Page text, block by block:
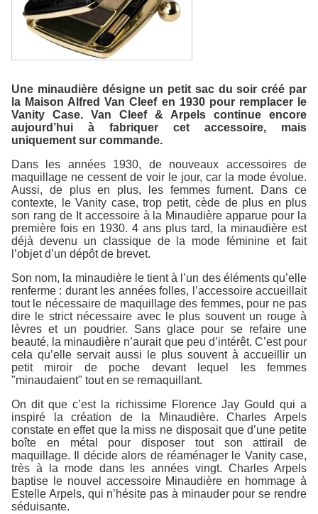
Une minaudière désigne un petit sac du soir créé par
la Maison Alfred Van Cleef en 1930 pour remplacer le
Vanity Case. Van Cleef & Arpels continue encore
aujourd’hui à fabriquer cet accessoire, mais
uniquement sur commande.
Dans les années 1930, de nouveaux accessoires de
maquillage ne cessent de voir le jour, car la mode évolue.
Aussi, de plus en plus, les femmes fument. Dans ce
contexte, le Vanity case, trop petit, cède de plus en plus
son rang de It accessoire à la Minaudière apparue pour la
première fois en 1930. 4 ans plus tard, la minaudière est
déjà devenu un classique de la mode féminine et fait
l’objet d’un dépôt de brevet.
Son nom, la minaudière le tient à l’un des éléments qu’elle
renferme : durant les années folles, l’accessoire accueillait
tout le nécessaire de maquillage des femmes, pour ne pas
dire le strict nécessaire avec le plus souvent un rouge à
lèvres et un poudrier. Sans glace pour se refaire une
beauté, la minaudière n’aurait que peu d’intérêt. C’est pour
cela qu’elle servait aussi le plus souvent à accueillir un
petit miroir de poche devant lequel les femmes
"minaudaient" tout en se remaquillant.
On dit que c’est la richissime Florence Jay Gould qui a
inspiré la création de la Minaudière. Charles Arpels
constate en effet que la miss ne disposait que d’une petite
boîte en métal pour disposer tout son attirail de
maquillage. Il décide alors de réaménager le Vanity case,
très à la mode dans les années vingt. Charles Arpels
baptise le nouvel accessoire Minaudière en hommage à
Estelle Arpels, qui n’hésite pas à minauder pour se rendre
séduisante.